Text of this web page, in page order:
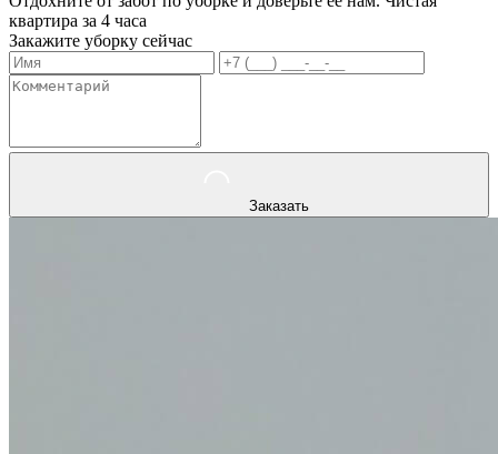
квартира за 4 часа
Закажите уборку сейчас
Заказать